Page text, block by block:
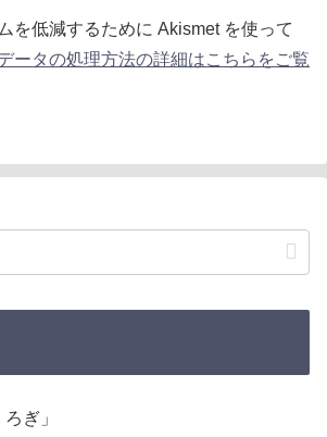
を低減するために Akismet を使って
ータの処理方法の詳細はこちらをご覧
ぎ」